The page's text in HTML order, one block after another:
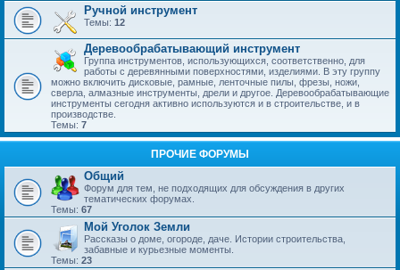
Ручной инструмент
Темы: 12
Деревообрабатывающий инструмент
Группа инструментов, использующихся, соответственно, для
работы с деревянными поверхностями, изделиями. В эту группу
можно включить дисковые, рамные, ленточные пилы, фрезы, ножи,
сверла, алмазные инструменты, дрели и другое. Деревообрабатывающие
инструменты сегодня активно используются и в строительстве, и в
производстве.
Темы: 7
ПРОЧИЕ ФОРУМЫ
Общий
Форум для тем, не подходящих для обсуждения в других
тематических форумах.
Темы: 67
Мой Уголок Земли
Рассказы о доме, огороде, даче. Истории строительства,
забавные и курьезные моменты.
Темы: 23